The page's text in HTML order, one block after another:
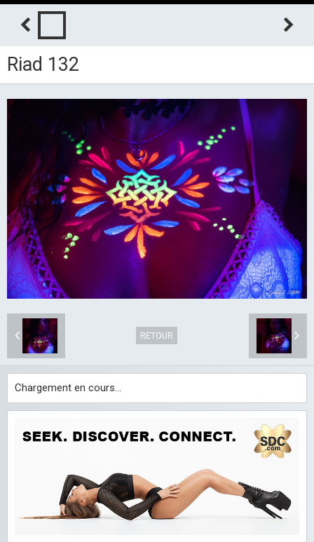
Riad 132
RETOUR
Chargement en cours...